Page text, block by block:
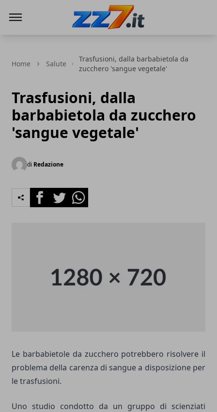
Home Salute
Trasfusioni, dalla barbabietola da
zucchero 'sangue vegetale'
Trasfusioni, dalla
barbabietola da zucchero
'sangue vegetale'
di Redazione
FacebookTwitterWhatsapp
Le barbabietole da zucchero potrebbero risolvere il
problema della carenza di sangue a disposizione per
le trasfusioni.
Uno studio condotto da un gruppo di scienziati